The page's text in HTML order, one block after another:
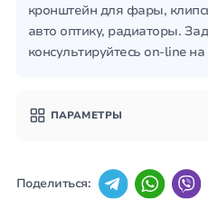
кронштейн для фары,
авто оптику, радиаторы.
консультируйтесь on-line
ПАРАМЕТРЫ
Поделиться: